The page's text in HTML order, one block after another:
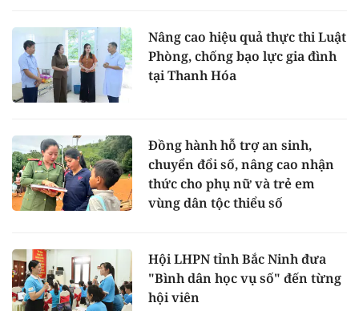
Nâng cao hiệu quả thực thi Luật
Phòng, chống bạo lực gia đình
tại Thanh Hóa
Đồng hành hỗ trợ an sinh,
chuyển đổi số, nâng cao nhận
thức cho phụ nữ và trẻ em
vùng dân tộc thiểu số
Hội LHPN tỉnh Bắc Ninh đưa
"Bình dân học vụ số" đến từng
hội viên